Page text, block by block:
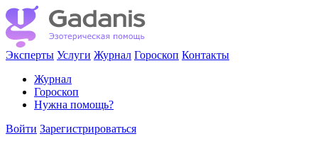
Эксперты Услуги Журнал Гороскоп Контакты
Журнал
Гороскоп
Нужна помощь?
Войти Зарегистрироваться